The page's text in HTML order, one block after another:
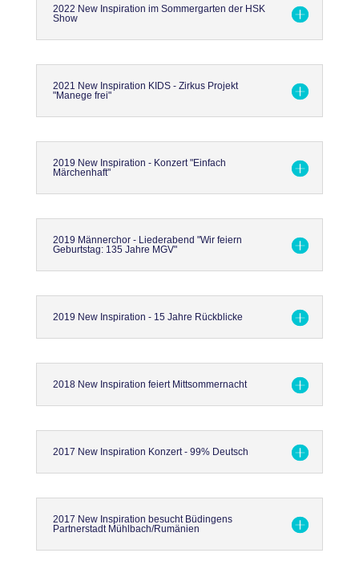
2022 New Inspiration im Sommergarten der HSK
Show
2021 New Inspiration KIDS - Zirkus Projekt
"Manege frei"
2019 New Inspiration - Konzert "Einfach
Märchenhaft"
2019 Männerchor - Liederabend "Wir feiern
Geburtstag: 135 Jahre MGV"
2019 New Inspiration - 15 Jahre Rückblicke
2018 New Inspiration feiert Mittsommernacht
2017 New Inspiration Konzert - 99% Deutsch
2017 New Inspiration besucht Büdingens
Partnerstadt Mühlbach/Rumänien